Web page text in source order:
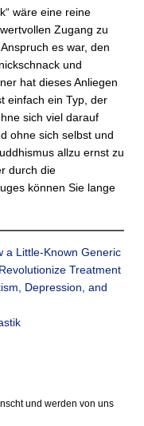
wäre eine reine
Zugang zu
es war, den
und
hat dieses Anliegen
einfach ein Typ, der
sich viel darauf
ohne sich selbst und
allzu ernst zu
durch die
können Sie lange
a Little-Known Generic
Treatment
Depression, and
und werden von uns